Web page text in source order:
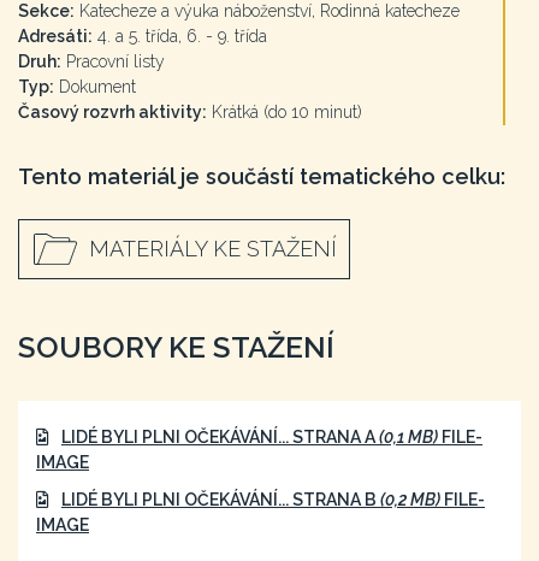
Sekce: Katecheze a výuka náboženství, Rodinná katecheze
Adresáti: 4. a 5. třída, 6. - 9. třída
Druh: Pracovní listy
Typ: Dokument
Časový rozvrh aktivity: Krátká (do 10 minut)
Tento materiál je součástí tematického celku:
MATERIÁLY KE STAŽENÍ
SOUBORY KE STAŽENÍ
LIDÉ BYLI PLNI OČEKÁVÁNÍ... STRANA A(0,1 MB) FILE-
IMAGE
LIDÉ BYLI PLNI OČEKÁVÁNÍ... STRANA B (0,2 MB) FILE-
IMAGE